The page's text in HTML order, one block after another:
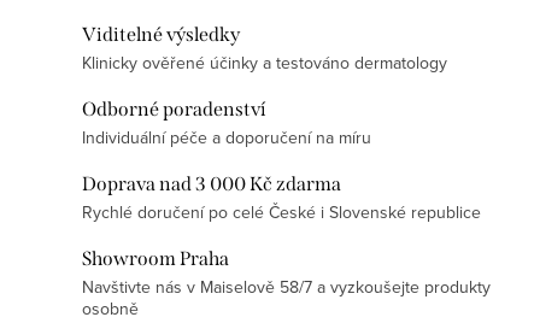
Viditelné výsledky
Klinicky ověřené účinky a testováno dermatology
Odborné poradenství
Individuální péče a doporučení na míru
Doprava nad 3 000 Kč zdarma
Rychlé doručení po celé České i Slovenské republice
Showroom Praha
Navštivte nás v Maiselově 58/7 a vyzkoušejte produkty
osobně